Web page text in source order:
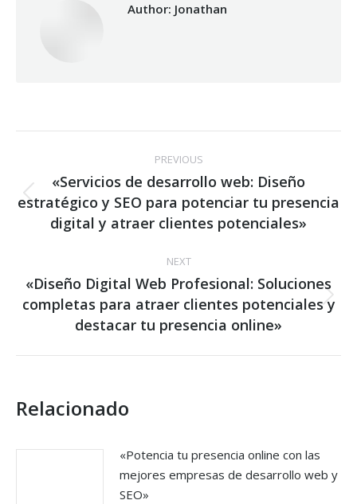
Author: Jonathan
navigation
PREVIOUS
Previous
post:
«Servicios de desarrollo web: Diseño
estratégico y SEO para potenciar tu presencia
digital y atraer clientes potenciales»
NEXT
Next
post:
«Diseño Digital Web Profesional: Soluciones
completas para atraer clientes potenciales y
destacar tu presencia online»
Relacionado
«Potencia tu presencia online con las
mejores empresas de desarrollo web y
SEO»